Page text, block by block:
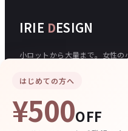
IRIE DESIGN
小ロットから大量まで。女性
ご注文について
はじめての方へ
¥500OFF